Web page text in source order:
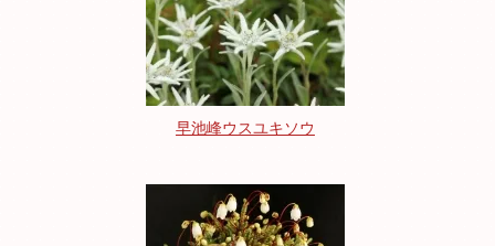
早池峰ウスユキソウ